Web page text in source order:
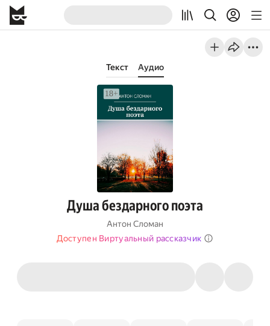
Текст Аудио
Душа бездарного поэта
Антон Сломан
Доступен Виртуальный рассказчик